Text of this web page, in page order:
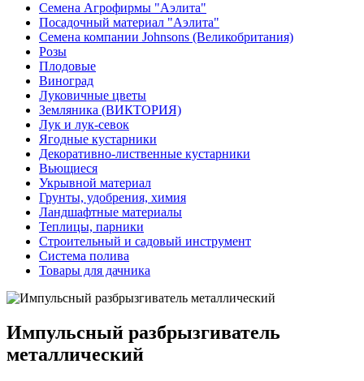
Семена Агрофирмы "Аэлита"
Посадочный материал "Аэлита"
Семена компании Johnsons (Великобритания)
Розы
Плодовые
Виноград
Луковичные цветы
Земляника (ВИКТОРИЯ)
Лук и лук-севок
Ягодные кустарники
Декоративно-лиственные кустарники
Вьющиеся
Укрывной материал
Грунты, удобрения, химия
Ландшафтные материалы
Теплицы, парники
Строительный и садовый инструмент
Система полива
Товары для дачника
Импульсный разбрызгиватель
металлический